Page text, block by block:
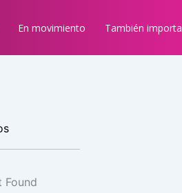
En movimiento También importa